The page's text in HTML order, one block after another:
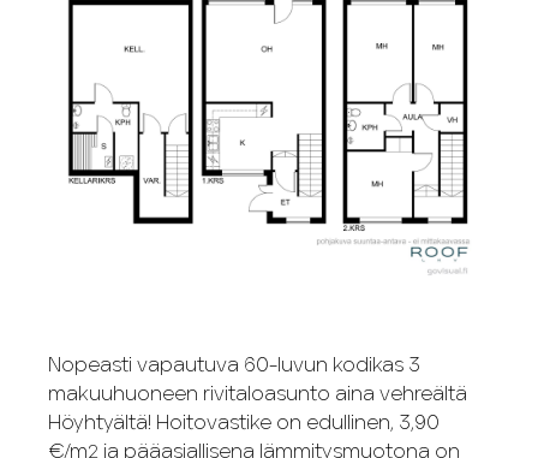
Nopeasti vapautuva 60-luvun kodikas 3
makuuhuoneen rivitaloasunto aina vehreältä
Höyhtyältä! Hoitovastike on edullinen, 3,90
€/m² ja pääasiallisena lämmitysmuotona on